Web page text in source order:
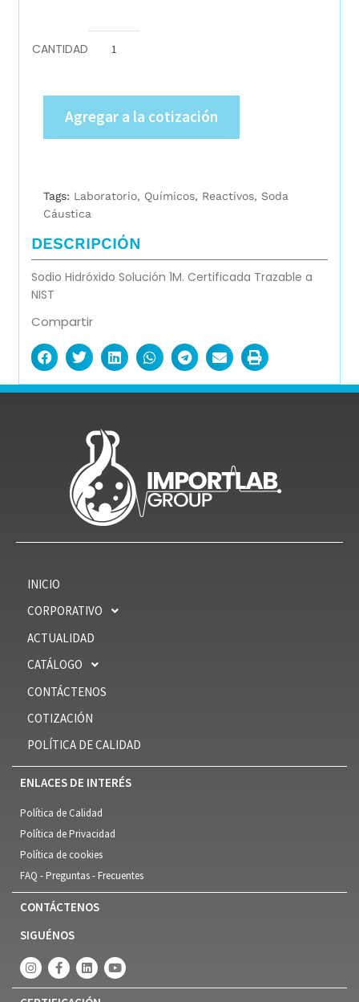
CANTIDAD
Agregar a la cotización
Tags: Laboratorio, Químicos, Reactivos, Soda
Cáustica
DESCRIPCIÓN
Sodio Hidróxido Solución 1M. Certificada Trazable a
NIST
Compartir
INICIO
CORPORATIVO
ACTUALIDAD
CATÁLOGO
CONTÁCTENOS
COTIZACIÓN
POLÍTICA DE CALIDAD
ENLACES DE INTERÉS
Política de Calidad
Política de Privacidad
Política de cookies
FAQ - Preguntas - Frecuentes
CONTÁCTENOS
SIGUÉNOS